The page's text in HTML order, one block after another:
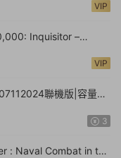
VIP
Inquisitor –
VIP
聯機版|容量
3
: Naval Combat in the